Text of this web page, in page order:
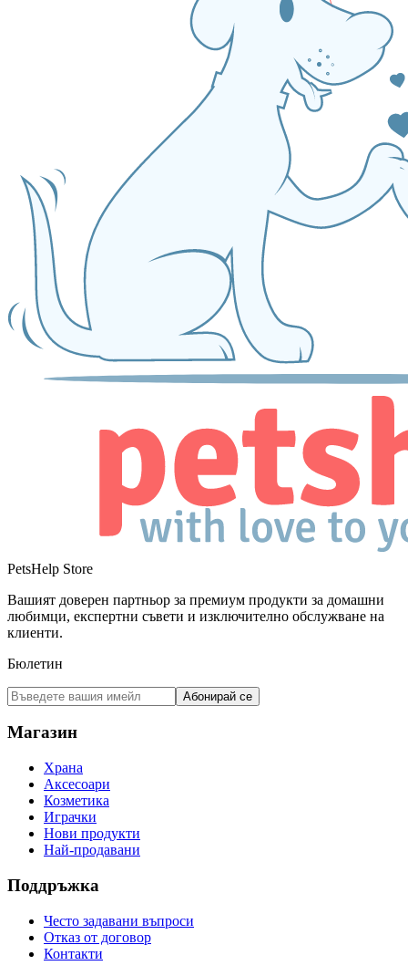
PetsHelp Store
Вашият доверен партньор за премиум продукти за домашни
любимци, експертни съвети и изключително обслужване на
клиенти.
Бюлетин
Абонирай се
Магазин
Храна
Аксесоари
Козметика
Играчки
Нови продукти
Най-продавани
Поддръжка
Често задавани въпроси
Отказ от договор
Контакти